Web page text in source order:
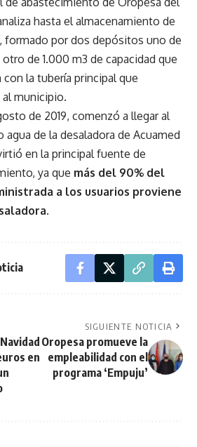
hasta el almacenamiento de
formado por dos depósitos uno de
de 1.000 m3 de capacidad que
la tubería principal que
municipio.
de 2019, comenzó a llegar al
agua de la desaladora de Acuamed
en la principal fuente de
ya que más del 90% del
a los usuarios proviene
.
en
SIGUIENTE NOTICIA
Oropesa promueve la
empleabilidad con el
programa ‘Empuju’